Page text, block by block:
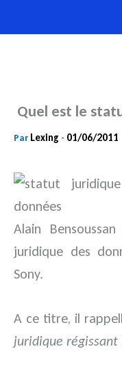
au
Quel est le
Par Lexing - 01/06/2011
Alain
juridique des
Sony.
A ce titre, il
juridique